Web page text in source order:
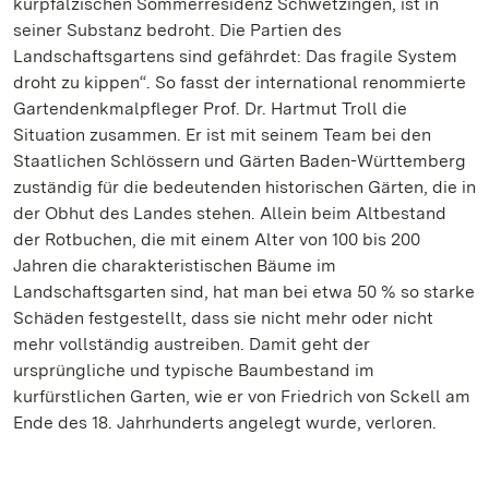
seiner Substanz bedroht. Die Partien des
Landschaftsgartens sind gefährdet: Das fragile System
droht zu kippen“. So fasst der international renommierte
Gartendenkmalpfleger Prof. Dr. Hartmut Troll die
Situation zusammen. Er ist mit seinem Team bei den
Staatlichen Schlössern und Gärten Baden-Württemberg
zuständig für die bedeutenden historischen Gärten, die in
der Obhut des Landes stehen. Allein beim Altbestand
der Rotbuchen, die mit einem Alter von 100 bis 200
Jahren die charakteristischen Bäume im
Landschaftsgarten sind, hat man bei etwa 50 % so starke
Schäden festgestellt, dass sie nicht mehr oder nicht
mehr vollständig austreiben. Damit geht der
ursprüngliche und typische Baumbestand im
kurfürstlichen Garten, wie er von Friedrich von Sckell am
Ende des 18. Jahrhunderts angelegt wurde, verloren.